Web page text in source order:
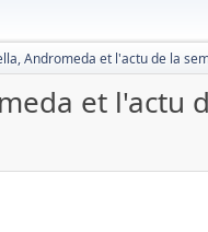
Andromeda et l'actu de la
et l'actu